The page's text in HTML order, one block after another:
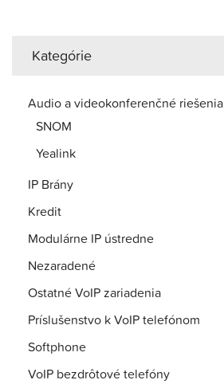
Kategórie
Audio a videokonferenčné riešenia
SNOM
Yealink
IP Brány
Kredit
Modulárne IP ústredne
Nezaradené
Ostatné VoIP zariadenia
Príslušenstvo k VoIP telefónom
Softphone
VoIP bezdrôtové telefóny